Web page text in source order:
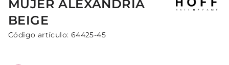
MUJERALEXANDRIA
BEIGE
Código artículo: 64425-45